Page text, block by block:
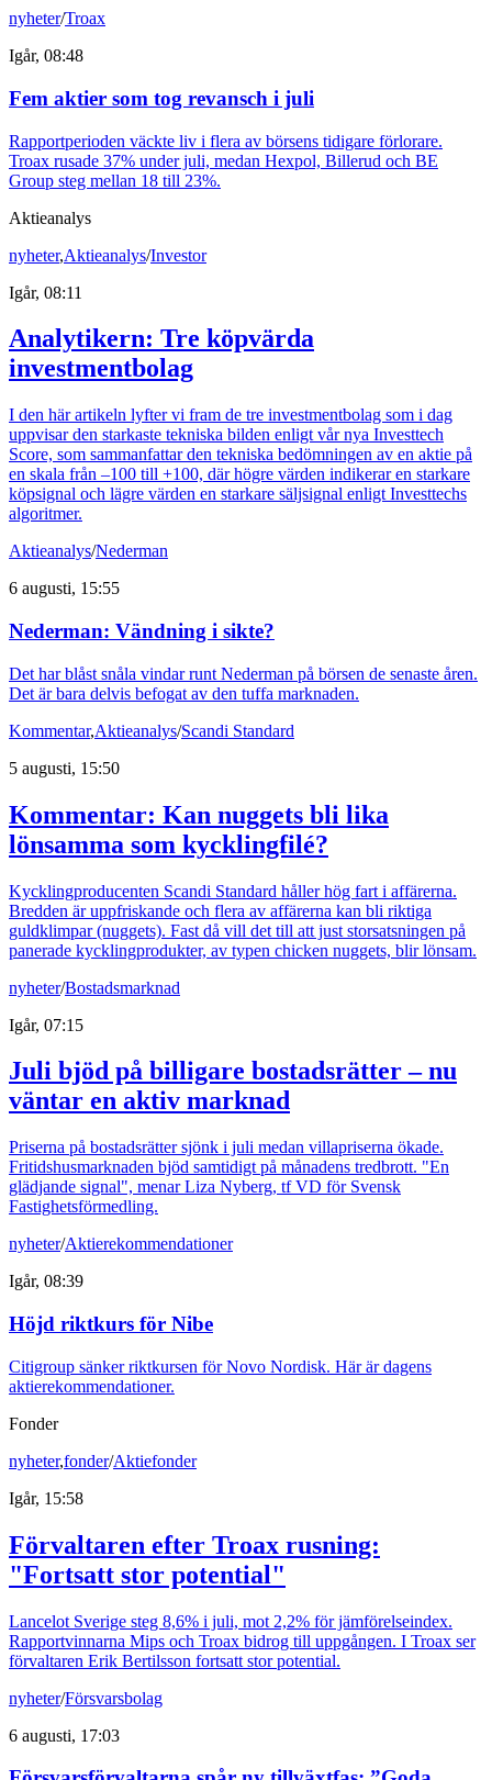
nyheter/Troax
Igår, 08:48
Fem aktier som tog revansch i juli
Rapportperioden väckte liv i flera av börsens tidigare förlorare.
Troax rusade 37% under juli, medan Hexpol, Billerud och BE
Group steg mellan 18 till 23%.
Aktieanalys
nyheter,Aktieanalys/Investor
Igår, 08:11
Analytikern: Tre köpvärda
investmentbolag
I den här artikeln lyfter vi fram de tre investmentbolag som i dag
uppvisar den starkaste tekniska bilden enligt vår nya Investtech
Score, som sammanfattar den tekniska bedömningen av en aktie på
en skala från –100 till +100, där högre värden indikerar en starkare
köpsignal och lägre värden en starkare säljsignal enligt Investtechs
algoritmer.
Aktieanalys/Nederman
6 augusti, 15:55
Nederman: Vändning i sikte?
Det har blåst snåla vindar runt Nederman på börsen de senaste åren.
Det är bara delvis befogat av den tuffa marknaden.
Kommentar,Aktieanalys/Scandi Standard
5 augusti, 15:50
Kommentar: Kan nuggets bli lika
lönsamma som kycklingfilé?
Kycklingproducenten Scandi Standard håller hög fart i affärerna.
Bredden är uppfriskande och flera av affärerna kan bli riktiga
guldklimpar (nuggets). Fast då vill det till att just storsatsningen på
panerade kycklingprodukter, av typen chicken nuggets, blir lönsam.
nyheter/Bostadsmarknad
Igår, 07:15
Juli bjöd på billigare bostadsrätter – nu
väntar en aktiv marknad
Priserna på bostadsrätter sjönk i juli medan villapriserna ökade.
Fritidshusmarknaden bjöd samtidigt på månadens tredbrott. "En
glädjande signal", menar Liza Nyberg, tf VD för Svensk
Fastighetsförmedling.
nyheter/Aktierekommendationer
Igår, 08:39
Höjd riktkurs för Nibe
Citigroup sänker riktkursen för Novo Nordisk. Här är dagens
aktierekommendationer.
Fonder
nyheter,fonder/Aktiefonder
Igår, 15:58
Förvaltaren efter Troax rusning:
"Fortsatt stor potential"
Lancelot Sverige steg 8,6% i juli, mot 2,2% för jämförelseindex.
Rapportvinnarna Mips och Troax bidrog till uppgången. I Troax ser
förvaltaren Erik Bertilsson fortsatt stor potential.
nyheter/Försvarsbolag
6 augusti, 17:03